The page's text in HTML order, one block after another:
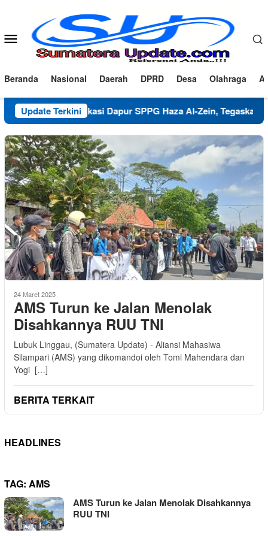
Menu
Mobile
Beranda Nasional Daerah DPRD Desa Olahraga
Update Terkini
Klarifikasi Dapur SPPG Haza Al-Zein, Tegaskan Komitmen
24 Maret 2025
AMS Turun ke Jalan Menolak
Disahkannya RUU TNI
Lubuk Linggau, (Sumatera Update) - Aliansi Mahasiwa
Silampari (AMS) yang dikomandoi oleh Tomi Mahendara dan
Yogi […]
BERITA TERKAIT
HEADLINES
TAG: AMS
AMS Turun ke Jalan Menolak Disahkannya
RUU TNI